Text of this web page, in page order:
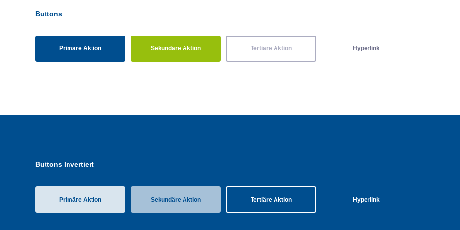
Buttons
Primäre Aktion Sekundäre Aktion Tertiäre Aktion Hyperlink
Buttons Invertiert
Primäre Aktion Sekundäre Aktion Tertiäre Aktion Hyperlink